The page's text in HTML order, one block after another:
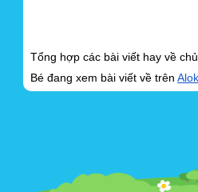
Tổng hợp các bài viết hay về
Bé đang xem bài viết về trên